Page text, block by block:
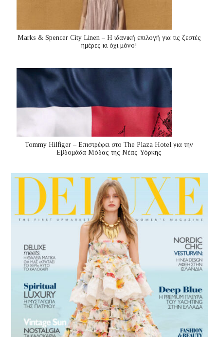
Marks & Spencer City Linen – Η ιδανική επιλογή για τις ζεστές
ημέρες κι όχι μόνο!
Tommy Hilfiger – Επιστρέφει στο The Plaza Hotel για την
Εβδομάδα Μόδας της Νέας Υόρκης